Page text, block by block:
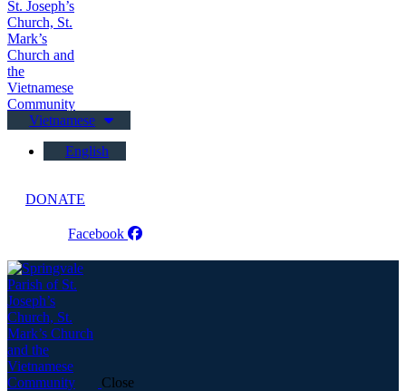
Vietnamese
English
DONATE
Facebook
Close